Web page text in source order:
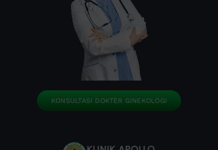
KONSULTASI DOKTER GINEKOLOGI